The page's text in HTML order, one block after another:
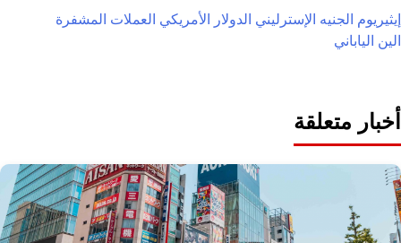
إيثيريوم الجنيه الإسترليني الدولار الأمريكي العملات المشفرة
الين الياباني
أخبار متعلقة